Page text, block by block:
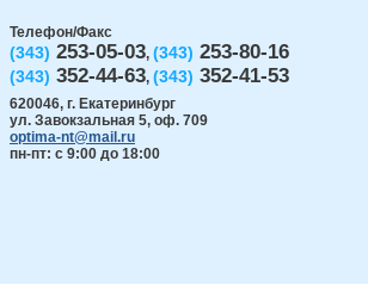
Телефон/Факс
(343) 253-05-03, (343) 253-80-16
(343) 352-44-63, (343) 352-41-53
620046, г. Екатеринбург
ул. Завокзальная 5, оф. 709
optima-nt@mail.ru
пн-пт: с 9:00 до 18:00